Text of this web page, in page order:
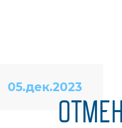
05.дек.2023